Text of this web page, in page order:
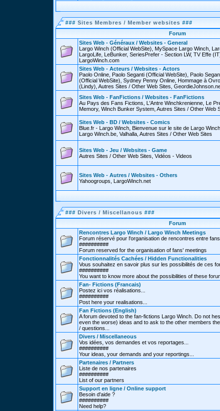
### Sites Membres / Member websites ###
Forum
Sites Web - Généraux / Websites - General
Largo Winch (Official WebSite), MySpace Largo Winch,
LargoLife, LeBunker, SeriesPrefer - Section LW, TV Effe
LargoWinch.com
Sites Web - Acteurs / Websites - Actors
Paolo Online, Paolo Seganti (Official WebSite), Paolo
(Official WebSite), Sydney Penny Online, Hommage à
(Lindy), Autres Sites / Other Web Sites,
Sites Web - FanFictions / Websites - FanFictions
Au Pays des Fans Fictions, L'Antre Winchkrenienne, Le
Memory, Winch Bunker System, Autres Sites / Other Web
Sites Web - BD / Websites - Comics
Blue.fr - Largo Winch, Bienvenue sur le site de Largo
Largo Winch.be, Valhalla, Autres Sites / Other Web Sites
Sites Web - Jeu / Websites - Game
Autres Sites / Other Web Sites, Vidéos - Videos
Sites Web - Autres / Websites - Others
Yahoogroups, LargoWinch.net
### Divers / Miscellanous ###
Forum
Rencontres Largo Winch / Largo Winch Meetings
Forum réservé pour l'organisation de rencontres entre fans
##########
Forum reserved for the organisation of fans' meetings
Fonctionnalités Cachées / Hidden Functionalities
Vous souhaitez en savoir plus sur les possibilités de ces
##########
You want to know more about the possibilities of these
Fan- Fictions (Francais)
Postez ici vos réalisations...
##########
Post here your realisations...
Fan Fictions (English)
A forum devoted to the fan-fictions Largo Winch. Do not
even the worse) ideas and to ask to the other members
/ questions...
Divers / Miscellaneous
Vos idées, vos demandes et vos reportages...
##########
Your ideas, your demands and your reportings...
Partenaires / Partners
Liste de nos partenaires
##########
List of our partners
Support en ligne / Online support
Besoin d'aide ?
##########
Need help?